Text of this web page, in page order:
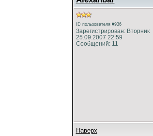
ID пользователя #936
Зарегистрирован: Вторник
25.09.2007 22:59
Сообщений: 11
Наверх